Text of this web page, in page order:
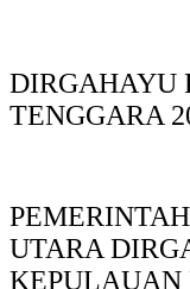
DIRGAHAYU
TENGGARA
UTARA
KEPULAUAN